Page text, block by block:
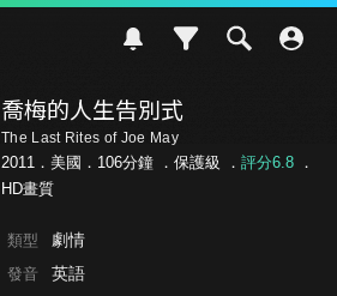
喬梅的人生告別式
The Last Rites of Joe May
2011．美國．106分鐘 ． 保護級 ． 評分6.8．
HD畫質
類型 劇情
發音 英語